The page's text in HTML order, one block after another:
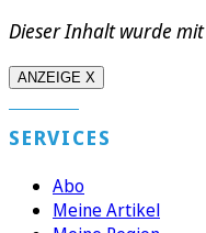
Dieser Inhalt wurde mit
ANZEIGE X
SERVICES
Abo
Meine Artikel